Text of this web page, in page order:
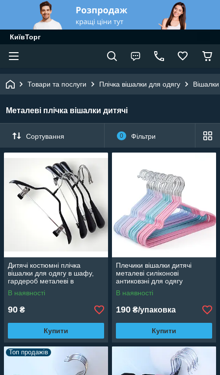
КиївТорг
Товари та послуги Плічка вішалки для одягу
Металеві плічка вішалки дитячі
Сортування 0 Фільтри
Дитячі костюмні плічка
вішалки для одягу в шафу,
гардероб металеві в
силіконовому покритті, 33 см
В наявності
90 ₴
Купити
Плечики вішалки дитячі
металеві силіконові
антиковзні для одягу
різнобарвні, 30 см, 10 шт.
В наявності
190 ₴/упаковка
Купити
Топ продажів